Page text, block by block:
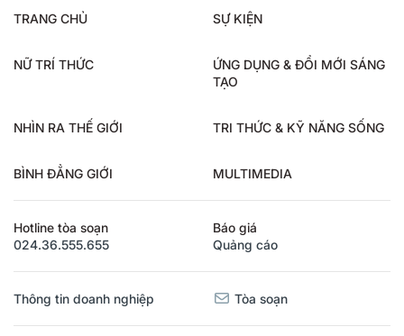
TRANG CHỦ SỰ KIỆN
NỮ TRÍ THỨC
ỨNG DỤNG & ĐỔI MỚI SÁNG
TẠO
NHÌN RA THẾ GIỚI TRI THỨC & KỸ NĂNG SỐNG
BÌNH ĐẲNG GIỚI MULTIMEDIA
Hotline tòa soạn
024.36.555.655
Báo giá
Quảng cáo
Thông tin doanh nghiệp Tòa soạn